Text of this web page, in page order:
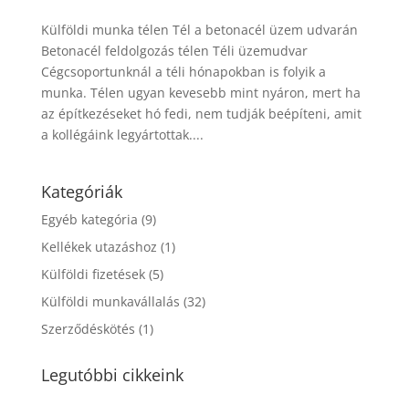
Külföldi munka télen Tél a betonacél üzem udvarán
Betonacél feldolgozás télen Téli üzemudvar
Cégcsoportunknál a téli hónapokban is folyik a
munka. Télen ugyan kevesebb mint nyáron, mert ha
az építkezéseket hó fedi, nem tudják beépíteni, amit
a kollégáink legyártottak....
Kategóriák
Egyéb kategória (9)
Kellékek utazáshoz (1)
Külföldi fizetések(5)
Külföldi munkavállalás (32)
Szerződéskötés (1)
Legutóbbi cikkeink